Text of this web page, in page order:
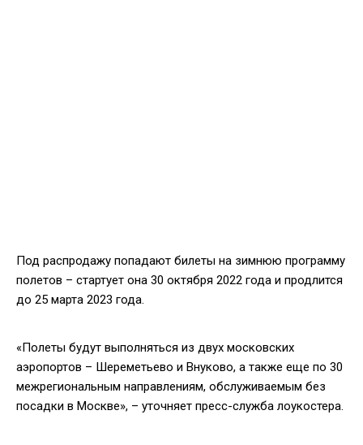
Под распродажу попадают билеты на зимнюю программу
полетов – стартует она 30 октября 2022 года и продлится
до 25 марта 2023 года.
«Полеты будут выполняться из двух московских
аэропортов – Шереметьево и Внуково, а также еще по 30
межрегиональным направлениям, обслуживаемым без
посадки в Москве», – уточняет пресс-служба лоукостера.